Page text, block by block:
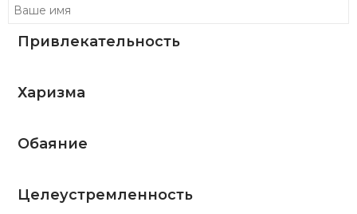
Привлекательность
Харизма
Обаяние
Целеустремленность